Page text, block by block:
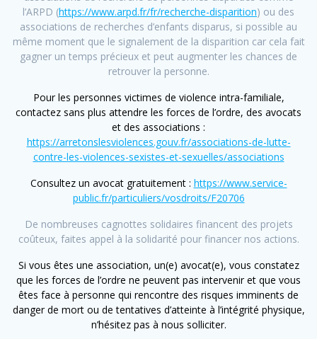
l’ARPD (https://www.arpd.fr/fr/recherche-disparition) ou des
associations de recherches d’enfants disparus, si possible au
même moment que le signalement de la disparition car cela fait
gagner un temps précieux et peut augmenter les chances de
retrouver la personne.
Pour les personnes victimes de violence intra-familiale,
contactez sans plus attendre les forces de l’ordre, des avocats
et des associations :
https://arretonslesviolences.gouv.fr/associations-de-lutte-
contre-les-violences-sexistes-et-sexuelles/associations
Consultez un avocat gratuitement : https://www.service-
public.fr/particuliers/vosdroits/F20706
De nombreuses cagnottes solidaires financent des projets
coûteux, faites appel à la solidarité pour financer nos actions.
Si vous êtes une association, un(e) avocat(e), vous constatez
que les forces de l’ordre ne peuvent pas intervenir et que vous
êtes face à personne qui rencontre des risques imminents de
danger de mort ou de tentatives d’atteinte à l’intégrité physique,
n’hésitez pas à nous solliciter.